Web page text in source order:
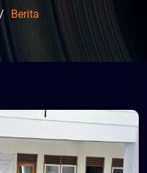
Berita